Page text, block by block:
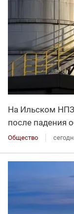
На Ильском
после падения
Общество